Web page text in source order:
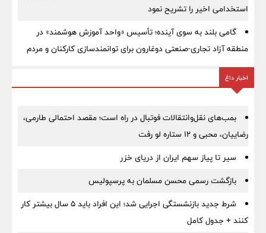
استخدامی اخیر را تشریح نمود
گامی بلند به سوی آینده؛ تأسیس «واحد آموزش هوشمند» در
منطقه آزاد تجاری-صنعتی دوغارون برای توانمندسازی کارکنان و مردم
اخبار داغ
بمب‌های نقل‌وانتقالات فوتبال در راه است؛ مقصد احتمالی طارمی،
رضاییان، محبی و ۱۲ ستاره لو رفت
سیر تا پیاز سهم ایران از دریای خزر
بازگشت رسمی محسن مسلمان به پرسپولیس
شرط جدید بازنشستگی اجرایی شد؛ این افراد باید ۵ سال بیشتر کار
کنند + جدول کامل